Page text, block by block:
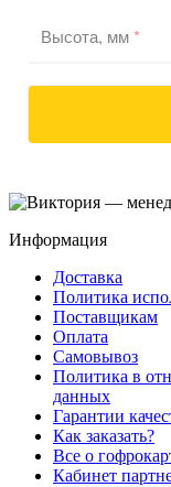
Высота, мм*
Информация
Доставка
Политика
Поставщикам
Оплата
Самовывоз
Политика в
данных
Гарантии
Как заказать?
Все о
Кабинет